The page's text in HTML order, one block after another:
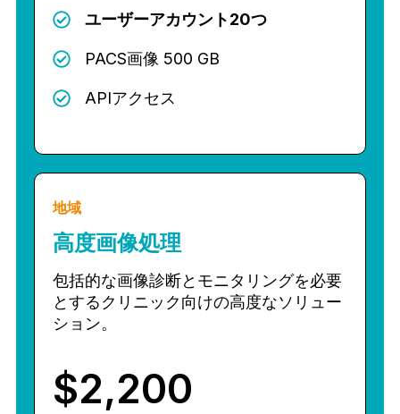
ユーザーアカウント20つ
PACS画像 500 GB
APIアクセス
地域
高度画像処理
包括的な画像診断とモニタリングを必要
とするクリニック向けの高度なソリュー
ション。
$2,200